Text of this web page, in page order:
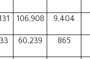
9,404
106,908
865
60,239